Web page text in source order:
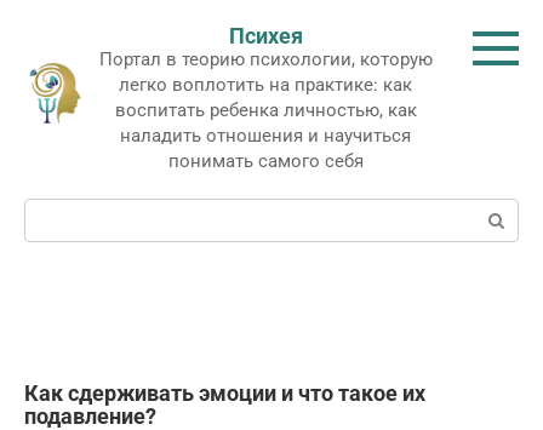
контенту
Психея
Портал в теорию психологии, которую
легко воплотить на практике: как
воспитать ребенка личностью, как
наладить отношения и научиться
понимать самого себя
Поиск:
Как сдерживать эмоции и что такое их
подавление?